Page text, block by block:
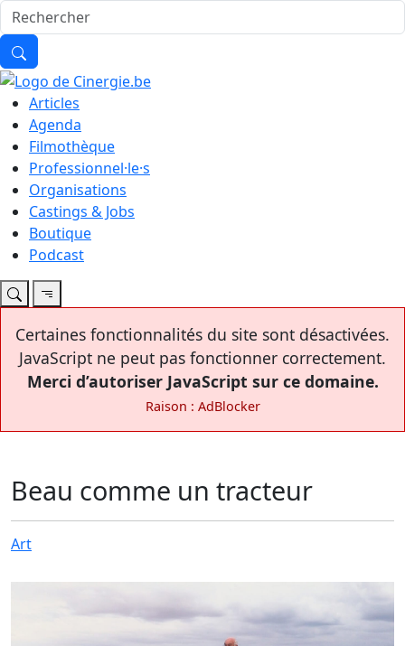
Articles
Agenda
Filmothèque
Professionnel·le·s
Organisations
Castings & Jobs
Boutique
Podcast
Certaines fonctionnalités du site sont désactivées.
JavaScript ne peut pas fonctionner correctement.
Merci d’autoriser JavaScript sur ce domaine.
Raison : AdBlocker
Beau comme un tracteur
Art